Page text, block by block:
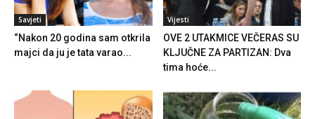
Savjeti
“Nakon 20 godina sam otkrila
majci da ju je tata varao...
Vijesti
OVE 2 UTAKMICE VEČERAS SU
KLJUČNE ZA PARTIZAN: Dva
tima hoće...